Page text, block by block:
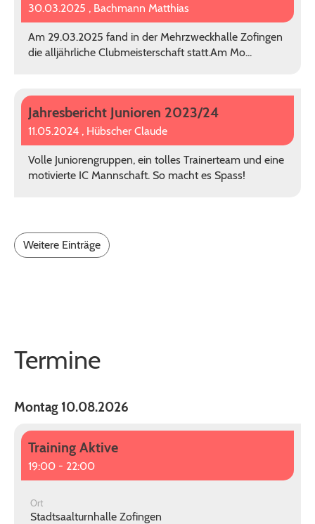
30.03.2025 , Bachmann Matthias
Am 29.03.2025 fand in der Mehrzweckhalle Zofingen
die alljährliche Clubmeisterschaft statt.Am Mo...
Jahresbericht Junioren 2023/24
11.05.2024 , Hübscher Claude
Volle Juniorengruppen, ein tolles Trainerteam und eine
motivierte IC Mannschaft. So macht es Spass!
Weitere Einträge
Termine
Montag 10.08.2026
Training Aktive
19:00 - 22:00
Ort
Stadtsaalturnhalle Zofingen